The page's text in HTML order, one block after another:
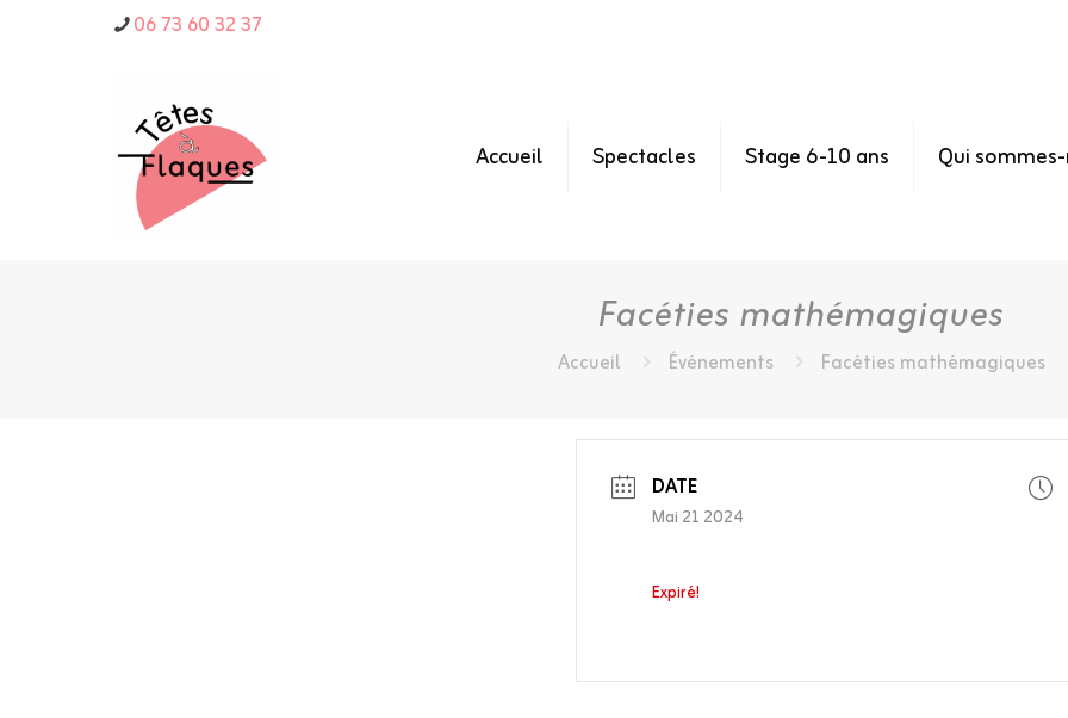
06 73 60 32 37
Accueil Spectacles Stage 6-10 ans Qui
Facéties mathémagiques
Accueil Événements Facéties mathémagiques
DATE
Mai 21 2024
Expiré!